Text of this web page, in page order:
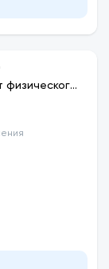
физического